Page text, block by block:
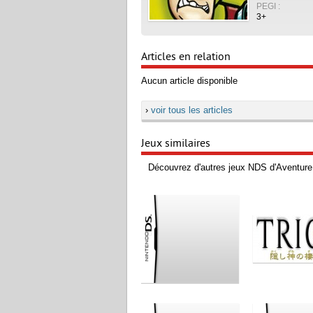
PEGI :
3+
Articles en relation
Aucun article disponible
› voir tous les articles
Jeux similaires
Découvrez d'autres jeux NDS